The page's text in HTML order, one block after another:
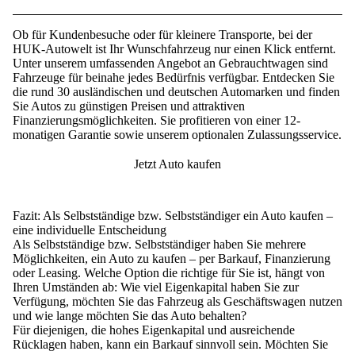
Ob für Kundenbesuche oder für kleinere Transporte, bei der
HUK-Autowelt ist Ihr Wunschfahrzeug nur einen Klick entfernt.
Unter unserem umfassenden Angebot an Gebrauchtwagen sind
Fahrzeuge für beinahe jedes Bedürfnis verfügbar. Entdecken Sie
die rund 30 ausländischen und deutschen Automarken und finden
Sie Autos zu günstigen Preisen und attraktiven
Finanzierungsmöglichkeiten. Sie profitieren von einer 12-
monatigen Garantie sowie unserem optionalen Zulassungsservice.
Jetzt Auto kaufen
Fazit: Als Selbstständige bzw. Selbstständiger ein Auto kaufen –
eine individuelle Entscheidung
Als Selbstständige bzw. Selbstständiger haben Sie mehrere
Möglichkeiten, ein Auto zu kaufen – per Barkauf, Finanzierung
oder Leasing. Welche Option die richtige für Sie ist, hängt von
Ihren Umständen ab: Wie viel Eigenkapital haben Sie zur
Verfügung, möchten Sie das Fahrzeug als Geschäftswagen nutzen
und wie lange möchten Sie das Auto behalten?
Für diejenigen, die hohes Eigenkapital und ausreichende
Rücklagen haben, kann ein Barkauf sinnvoll sein. Möchten Sie